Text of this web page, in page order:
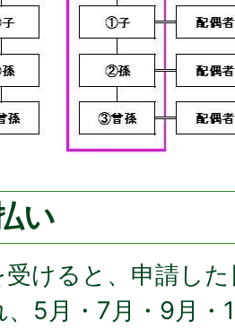
い
けると、申請し
5月・7月・9月・